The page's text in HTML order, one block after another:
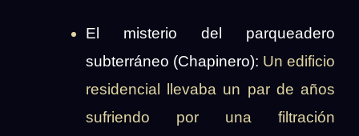
El misterio del parqueadero
subterráneo (Chapinero): Un edificio
residencial llevaba un par de años
sufriendo por una filtración